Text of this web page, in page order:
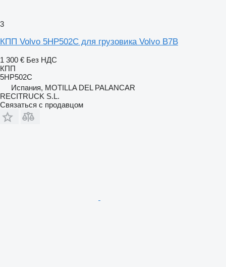
3
КПП Volvo 5HP502C для грузовика Volvo B7B
1 300 € Без НДС
КПП
5HP502C
Испания, MOTILLA DEL PALANCAR
RECITRUCK S.L.
Связаться с продавцом